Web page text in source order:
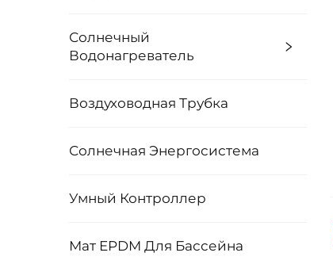
Солнечный
Водонагреватель
Воздуховодная Трубка
Солнечная Энергосистема
Умный Контроллер
Мат EPDM Для Бассейна